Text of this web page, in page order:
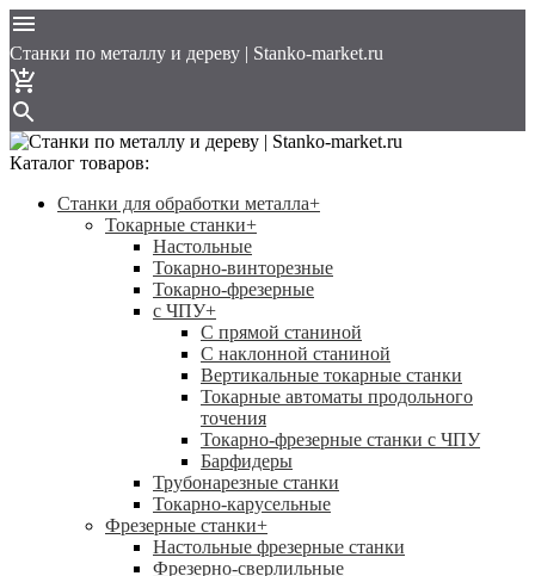
Cтанки по металлу и дереву | Stanko-market.ru
Каталог товаров:
Станки для обработки металла+
Токарные станки+
Настольные
Токарно-винторезные
Токарно-фрезерные
с ЧПУ+
С прямой станиной
C наклонной станиной
Вертикальные токарные станки
Токарные автоматы продольного
точения
Токарно-фрезерные станки с ЧПУ
Барфидеры
Трубонарезные станки
Токарно-карусельные
Фрезерные станки+
Настольные фрезерные станки
Фрезерно-сверлильные